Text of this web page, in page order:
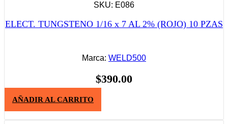
SKU: E086
ELECT. TUNGSTENO 1/16 x 7 AL 2% (ROJO) 10 PZAS
Marca: WELD500
$390.00
AÑADIR AL CARRITO